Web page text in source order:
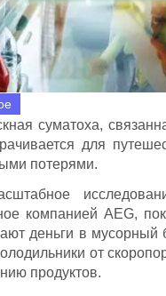
суматоха,
для
потерями.
компанией AEG,
деньги в мусорный
от
продуктов.